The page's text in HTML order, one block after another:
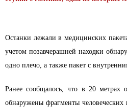
Останки лежали в медицинских
учетом позавчерашней находки
одно плечо, а также пакет с
Ранее сообщалось, что в 20 метрах
обнаружены фрагменты человеческих